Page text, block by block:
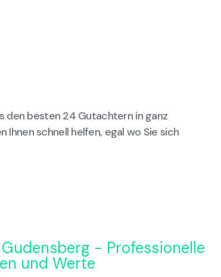
den besten 24 Gutachtern in ganz
Ihnen schnell helfen, egal wo Sie sich
- Professionelle
und Werte